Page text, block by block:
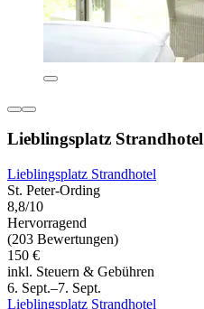
Lieblingsplatz Strandhotel
Lieblingsplatz Strandhotel
St. Peter-Ording
8,8/10
Hervorragend
(203 Bewertungen)
150 €
inkl. Steuern & Gebühren
6. Sept.–7. Sept.
Lieblingsplatz Strandhotel